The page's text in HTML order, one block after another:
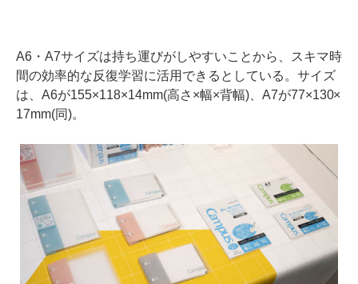
A6・A7サイズは持ち運びがしやすいことから、スキマ時
間の効率的な反復学習に活用できるとしている。サイズ
は、A6が155×118×14mm(高さ×幅×背幅)、A7が77×130×
17mm(同)。